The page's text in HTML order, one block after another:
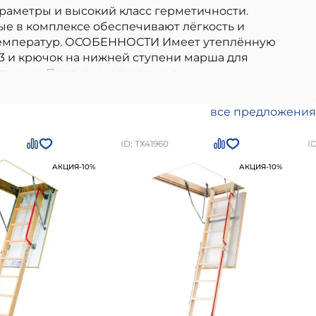
и высокий класс герметичности.
в комплексе обеспечивают лёгкость и
ОСОБЕННОСТИ Имеет утеплённую
и крючок на нижней ступени марша для
Противоскользящие выемки
дополнительно приобретать монтажный
года.производителя, соответствие стандартам и
товар на сайте или по номеру+7 (812)
все предложения
АКЦИЯ-10%
ID: ТХ41960
АКЦИЯ-10%